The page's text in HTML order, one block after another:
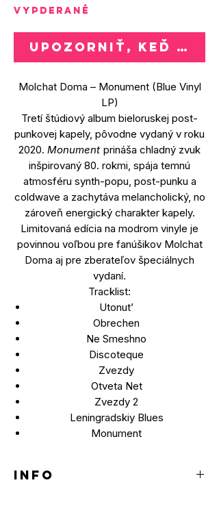
VYPDERANÉ
Upozorniť, keď
Molchat Doma – Monument (Blue Vinyl
LP)
Tretí štúdiový album bieloruskej post-
punkovej kapely, pôvodne vydaný v roku
2020. Monument prináša chladný zvuk
inšpirovaný 80. rokmi, spája temnú
atmosféru synth-popu, post-punku a
coldwave a zachytáva melancholický, no
zároveň energický charakter kapely.
Limitovaná edícia na modrom vinyle je
povinnou voľbou pre fanúšikov Molchat
Doma aj pre zberateľov špeciálnych
vydaní.
Tracklist:
Utonut’
Obrechen
Ne Smeshno
Discoteque
Zvezdy
Otveta Net
Zvezdy 2
Leningradskiy Blues
Monument
INFO